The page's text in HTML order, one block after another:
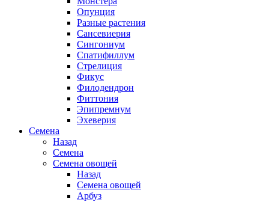
Опунция
Разные растения
Сансевиерия
Сингониум
Спатифиллум
Стрелиция
Фикус
Филодендрон
Фиттония
Эпипремнум
Эхеверия
Семена
Назад
Семена
Семена овощей
Назад
Семена овощей
Арбуз